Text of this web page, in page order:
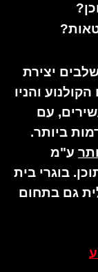
יצירת
והניו
עם
ביותר.
ע"מ
בוגרי בית
גם בתחום